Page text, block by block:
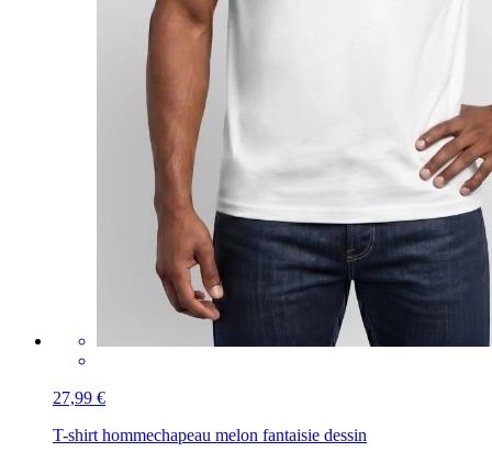
27,99 €
T-shirt hommechapeau melon fantaisie dessin